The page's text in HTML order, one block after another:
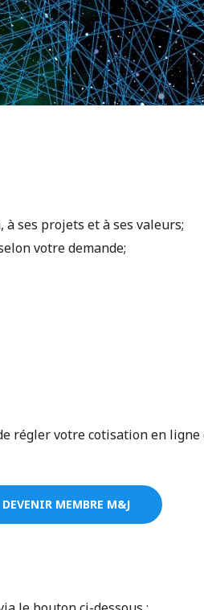
ses projets et à ses valeurs;
votre demande;
votre cotisation en
DEVENIR MEMBRE M&J